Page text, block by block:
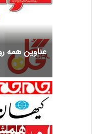
عناوین همه